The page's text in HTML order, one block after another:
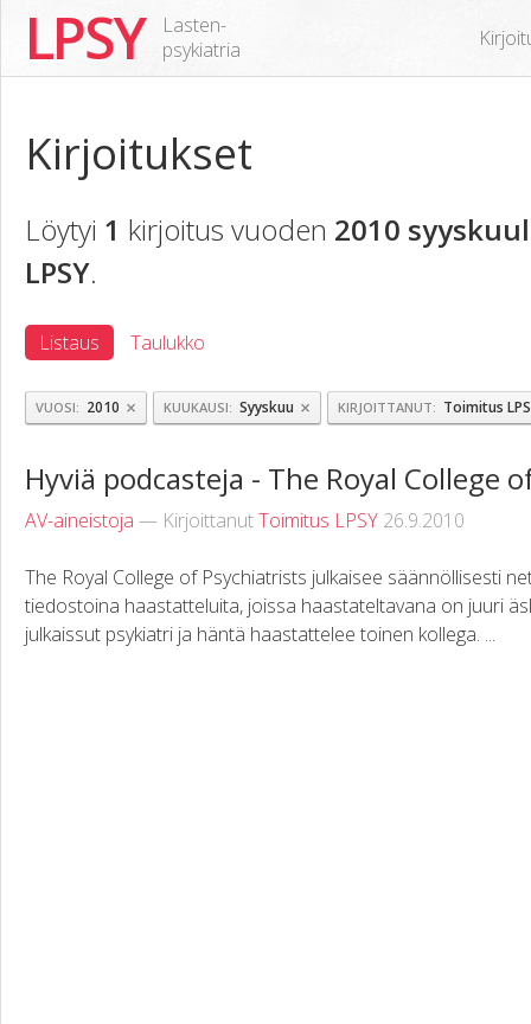
LPSY
Lasten-
psykiatria
Kirjoitukset
Löytyi 1 kirjoitus vuoden 2010
LPSY.
Listaus Taulukko
VUOSI 2010 × KUUKAUSI Syyskuu × KIRJOITTANUT Toimitus
Hyviä podcasteja - The Royal College
AV-aineistoja — KirjoittanutToimitus LPSY 26.9.2010
The Royal College of Psychiatrists julkaisee säännöllisesti
tiedostoina haastatteluita, joissa haastateltavana on juuri
julkaissut psykiatri ja häntä haastattelee toinen kollega. ...